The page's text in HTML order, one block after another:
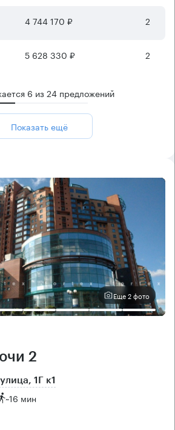
4 744 170 ₽ 2
5 628 330 ₽ 2
6 из24 предложений
Показать ещё
Еще 2 фото
2
1Г к1
~16 мин